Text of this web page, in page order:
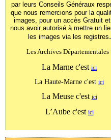
par leurs Conseils Généraux
que nous remercions pour la
images, pour un accès Gratuit
nous avoir autorisé à mettre un
les images via les registres.
Les Archives Départementales
La Marne c'est ici
La Haute-Marne c'est ici
La Meuse c'est ici
L’Aube c'est ici